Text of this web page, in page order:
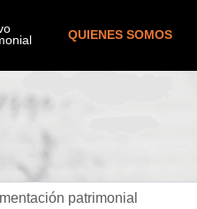
QUIENES SOMOS